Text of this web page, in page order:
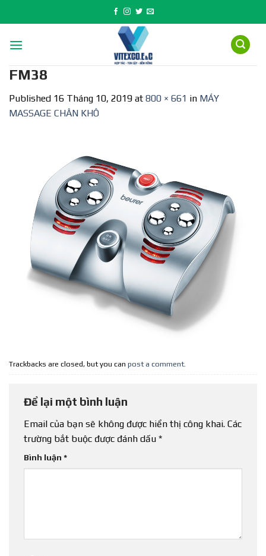
to
FM38
Published 16 Tháng 10, 2019 at 800 × 661 in MÁY
MASSAGE CHÂN KHÔ
Trackbacks are closed, but you can post a comment.
Để lại một bình luận
Email của bạn sẽ không được hiển thị công khai. Các
trường bắt buộc được đánh dấu *
Bình luận *